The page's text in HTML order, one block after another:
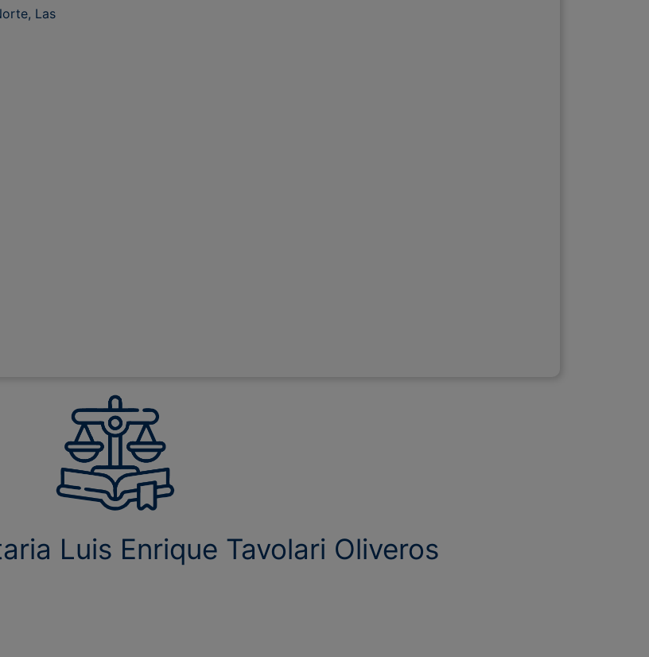
Las
Luis Enrique Tavolari Oliveros